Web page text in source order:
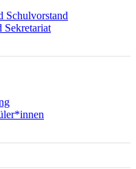
Schulvorstand
Sekretariat